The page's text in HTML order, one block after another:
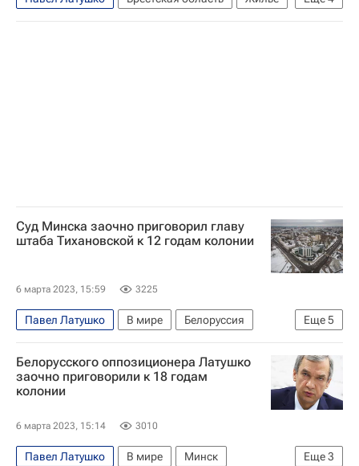
Минск
Белоруссия
Сергей Дылевский
Суд Минска заочно приговорил главу
штаба Тихановской к 12 годам колонии
6 марта 2023, 15:59 3225
Еще5
Павел Латушко В мире
Белоруссия
Минск
Польша
Светлана Тихановская
Сергей Дылевский
Евросоюз
Белорусского оппозиционера Латушко
заочно приговорили к 18 годам
колонии
6 марта 2023, 15:14 3010
Еще3
Павел Латушко В мире
Минск